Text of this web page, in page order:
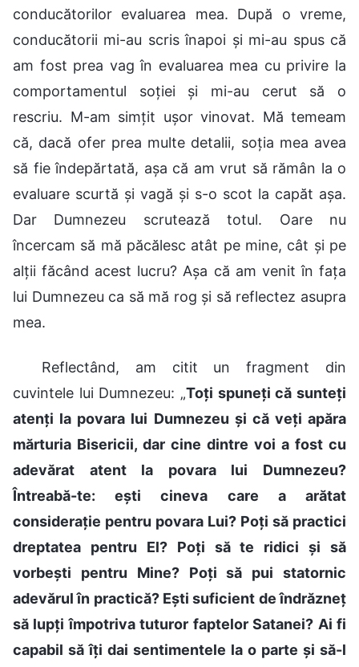
conducătorilor evaluarea mea. După o vreme,
conducătorii mi-au scris înapoi și mi-au spus că
am fost prea vag în evaluarea mea cu privire la
comportamentul soției și mi-au cerut să o
rescriu. M-am simțit ușor vinovat. Mă temeam
că, dacă ofer prea multe detalii, soția mea avea
să fie îndepărtată, așa că am vrut să rămân la o
evaluare scurtă și vagă și s-o scot la capăt așa.
Dar Dumnezeu scrutează totul. Oare nu
încercam să mă păcălesc atât pe mine, cât și pe
alții făcând acest lucru? Așa că am venit în fața
lui Dumnezeu ca să mă rog și să reflectez asupra
mea.
Reflectând, am citit un fragment din
cuvintele lui Dumnezeu: „Toți spuneți că sunteți
atenți la povara lui Dumnezeu și că veți apăra
mărturia Bisericii, dar cine dintre voi a fost cu
adevărat atent la povara lui Dumnezeu?
Întreabă-te: ești cineva care a arătat
considerație pentru povara Lui? Poți să practici
dreptatea pentru El? Poți să te ridici și să
vorbești pentru Mine? Poți să pui statornic
adevărul în practică? Ești suficient de îndrăzneț
să lupți împotriva tuturor faptelor Satanei? Ai fi
capabil să îți dai sentimentele la o parte și să-l